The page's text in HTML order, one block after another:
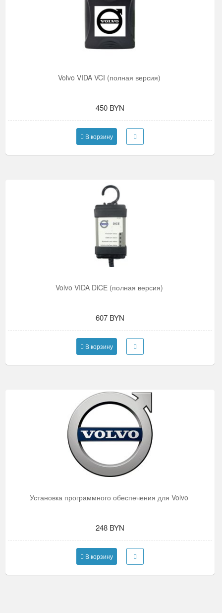
Volvo VIDA VCI (полная версия)
450 BYN
В корзину
Volvo VIDA DiCE (полная версия)
607 BYN
В корзину
Установка программного обеспечения для Volvo
248 BYN
В корзину